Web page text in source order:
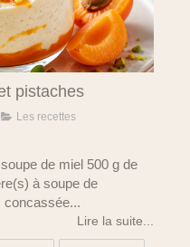
pistaches
Les recettes
de miel 500 g de
à soupe de
concassée...
Lire la suite...